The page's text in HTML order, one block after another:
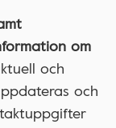
om
och
och